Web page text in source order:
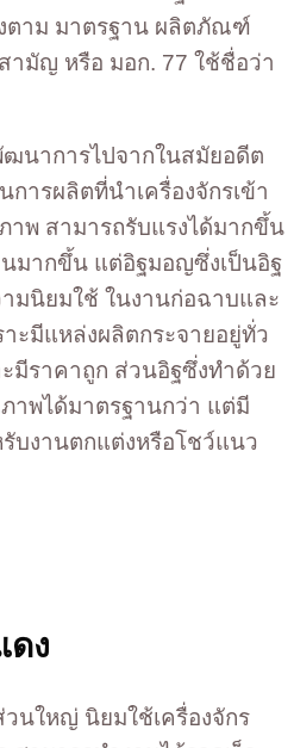
ตาม มาตรฐาน ผลิตภัณฑ์
ามัญ หรือ มอก. 77 ใช้ชื่อว่า
นาการไปจากในสมัยอดีต
การผลิตที่นำเครื่องจักรเข้า
พ สามารถรับแรงได้มากขึ้น
มากขึ้น แต่อิฐมอญซึ่งเป็นอิฐ
มนิยมใช้ ในงานก่อฉาบและ
าะมีแหล่งผลิตกระจายอยู่ทั่ว
มีราคาถูก ส่วนอิฐซึ่งทำด้วย
าพได้มาตรฐานกว่า แต่มี
บงานตกแต่งหรือโชว์แนว
ดง
นใหญ่ นิยมใช้เครื่องจักร